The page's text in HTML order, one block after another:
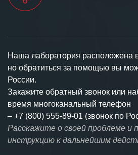
Наша лаборатория расположена
но обратиться за помощью вы
России.
Закажите обратный звонок или
время многоканальный телефон
– +7 (800) 555-89-01 (звонок по
Расскажите о своей проблеме и
инструкцию к дальнейшим